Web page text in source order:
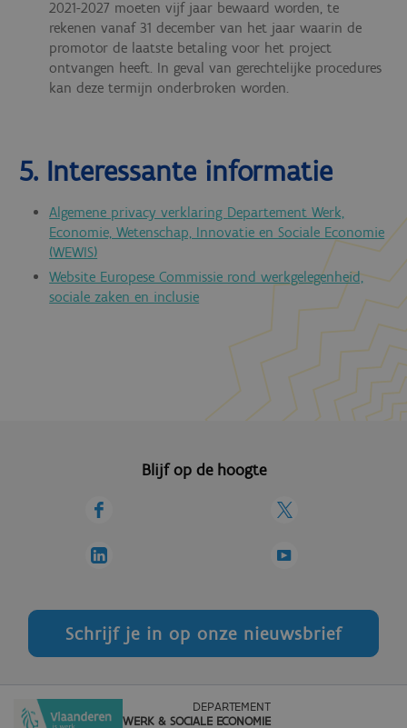
2021-2027 moetenvijf jaar bewaard worden, te
rekenen vanaf 31 december van het jaar waarin de
promotor de laatste betaling voor het project
ontvangen heeft. In geval van gerechtelijke procedures
kan deze termijn onderbroken worden.
5. Interessante informatie
Algemene privacy verklaring Departement Werk,
Economie, Wetenschap, Innovatie en Sociale Economie
(WEWIS)
Website Europese Commissie rond werkgelegenheid,
sociale zaken en inclusie
Blijf op de hoogte
Schrijf je in op onze nieuwsbrief
DEPARTEMENT
WERK & SOCIALE ECONOMIE